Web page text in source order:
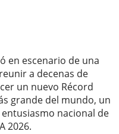
en escenario de una
a decenas de
un nuevo Récord
grande del mundo, un
nacional de
2026.